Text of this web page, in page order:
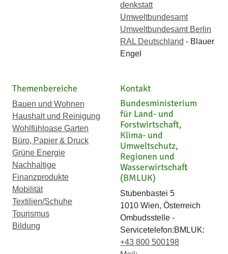
denkstatt
Umweltbundesamt
Umweltbundesamt Berlin
RAL Deutschland - Blauer
Engel
Themenbereiche
Bauen und Wohnen
Haushalt und Reinigung
Wohlfühloase Garten
Büro, Papier & Druck
Grüne Energie
Nachhaltige
Finanzprodukte
Mobilität
Textilien/Schuhe
Tourismus
Bildung
Kontakt
Bundesministerium
für Land- und
Forstwirtschaft,
Klima- und
Umweltschutz,
Regionen und
Wasserwirtschaft
(BMLUK)
Stubenbastei 5
1010 Wien, Österreich
Ombudsstelle -
Servicetelefon:BMLUK:
+43 800 500198